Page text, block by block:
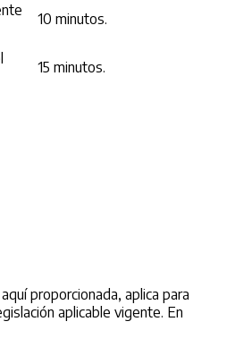
10 minutos.
15 minutos.
proporcionada, aplica para
aplicable vigente. En